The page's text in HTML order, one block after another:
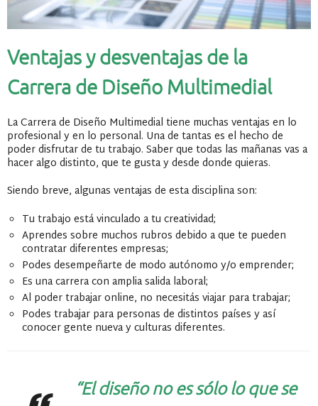
Ventajas y desventajas de la
Carrera de Diseño Multimedial
La Carrera de Diseño Multimedial tiene muchas ventajas en lo
profesional y en lo personal. Una de tantas es el hecho de
poder disfrutar de tu trabajo. Saber que todas las mañanas vas a
hacer algo distinto, que te gusta y desde donde quieras.
Siendo breve, algunas ventajas de esta disciplina son:
Tu trabajo está vinculado a tu creatividad;
Aprendes sobre muchos rubros debido a que te pueden
contratar diferentes empresas;
Podes desempeñarte de modo autónomo y/o emprender;
Es una carrera con amplia salida laboral;
Al poder trabajar online, no necesitás viajar para trabajar;
Podes trabajar para personas de distintos países y así
conocer gente nueva y culturas diferentes.
“El diseño no es sólo lo que se